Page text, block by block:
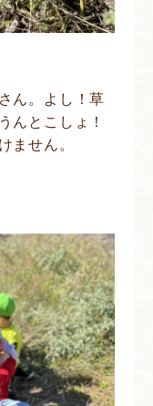
ん。よし！草
んとこしょ！
ません。